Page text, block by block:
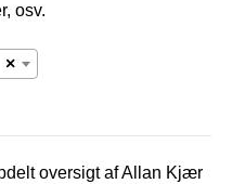
osv.
×
oversigt afAllan Kjær